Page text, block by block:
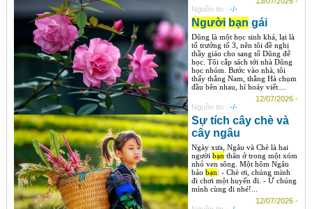
Nguồn tin : -/-
Người bạn gái
Dũng là một học sinh khá, lại là
tổ trưởng tổ 3, nên tôi đề nghị
thầy giáo cho sang tổ Dũng để
học. Tôi cắp sách tới nhà Dũng
học nhóm. Bước vào nhà, tôi
thấy thằng Nam, thằng Hà chụm
đầu bên nhau, hí hoáy viết....
12/07/2026 -
Nguồn tin : -/-
Sự tích cây chè và
cây ngâu
Ngày xưa, Ngâu và Chè là hai
người bạnthân ở trong một xóm
nhỏ ven sông. Một hôm Ngâu
bảo bạn: - Chè ơi, chúng mình
đi chơi một huyến đi. - Ừ chúng
mình cùng đi nhé!...
12/07/2026 -